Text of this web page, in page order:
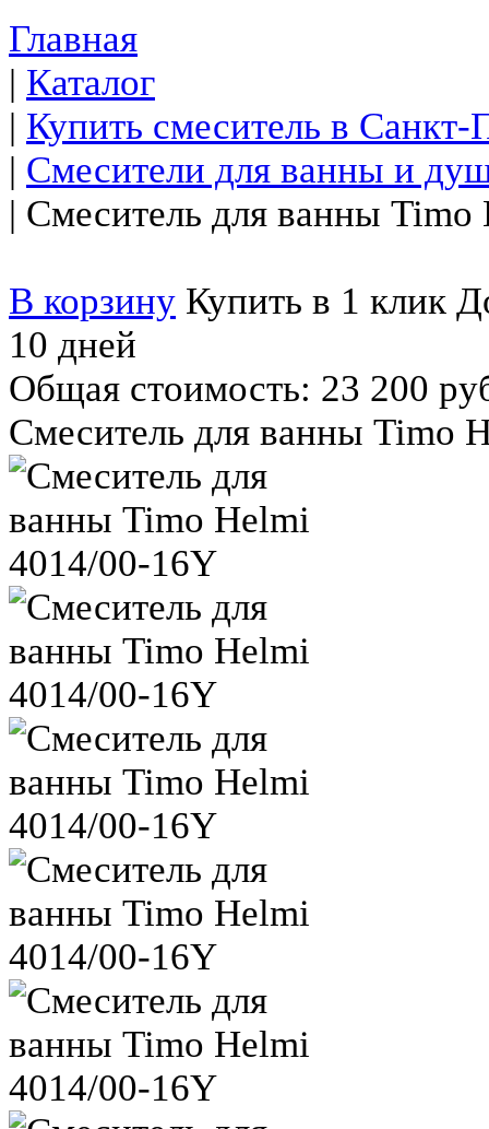
Главная
| Каталог
| Купить смеситель в
| Смесители для ванны и
| Смеситель для ванны
В корзину Купить в 1 клик
10 дней
Общая стоимость: 23 200
Смеситель для ванны Timo